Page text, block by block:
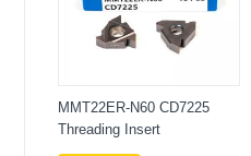
MMT22ER-N60 CD7225
Threading Insert